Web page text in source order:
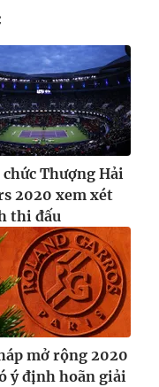
chức Thượng Hải
2020 xem xét
thi đấu
mở rộng 2020
ý định hoãn giải